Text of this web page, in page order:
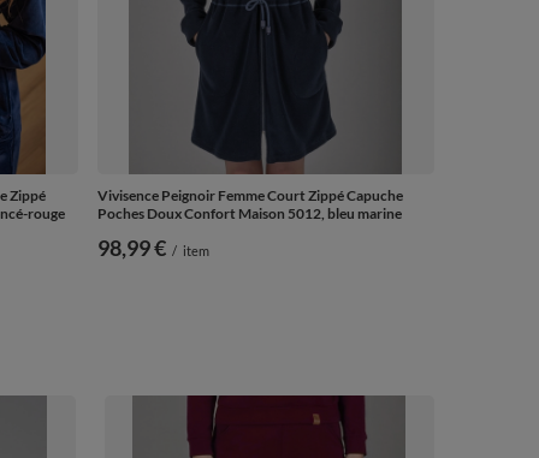
Zippé
rouge
Vivisence Peignoir Femme Court Zippé Capuche
Poches Doux Confort Maison 5012, bleu marine
98,99 € / item